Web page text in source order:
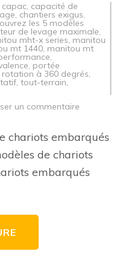
capac, capacité de
, chantiers exigus,
les 5 modèles
de levage maximale,
mht-x series, manitou
mt 1440, manitou mt
,
, portée
rotation à 360 degrés,
, tout-terrain,
un commentaire
modèles
chariots
embarqués
Manitou
chariots embarqués
de chariots
embarqués